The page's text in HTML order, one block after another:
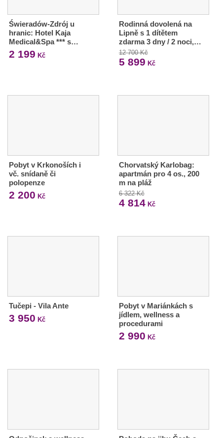
Świeradów-Zdrój u
hranic: Hotel Kaja
Medical&Spa *** s…
2 199 Kč
Rodinná dovolená na
Lipně s 1 dítětem
zdarma 3 dny / 2 noci,…
12 700 Kč
5 899 Kč
Pobyt v Krkonoších i
vč. snídaně či
polopenze
2 200 Kč
Chorvatský Karlobag:
apartmán pro 4 os., 200
m na pláž
6 322 Kč
4 814Kč
Tučepi - Vila Ante
3 950 Kč
Pobyt v Mariánkách s
jídlem, wellness a
procedurami
2 990 Kč